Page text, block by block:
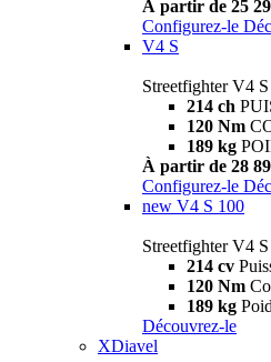
À partir de 25
Configurez-le
V4 S
Streetfighter V4 S
214 ch
120 Nm
189 kg
À partir de 28
Configurez-le
new V4 S 100
Streetfighter V4
214 cv
120 Nm
189 kg
Découvrez-le
XDiavel